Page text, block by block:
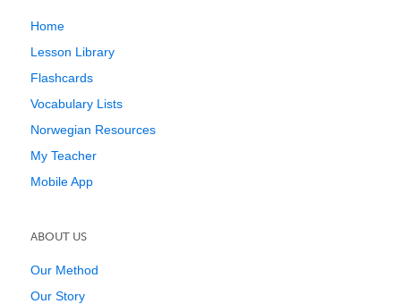
Home
Lesson Library
Flashcards
Vocabulary Lists
Norwegian Resources
My Teacher
Mobile App
ABOUT US
Our Method
Our Story